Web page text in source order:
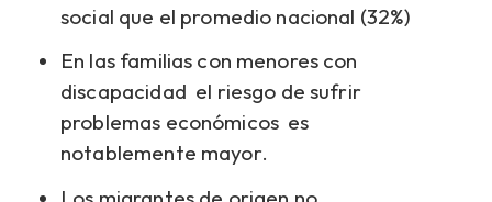
social que el promedio nacional (32%)
En las familias con menores con
discapacidad el riesgo de sufrir
problemas económicos es
notablemente mayor.